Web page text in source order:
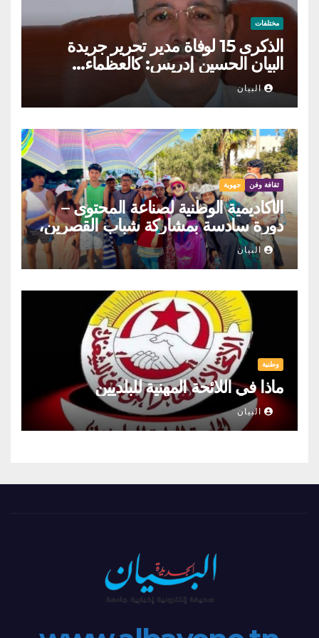
مختلفات
الذكرى 15 لوفاة مدير تحرير جريدة
البيان الحسين إدريس: كالعظماء…
عاش شامخا ورحل واقفا
البيان
ثقافة وفن جهوية
الأكاديمية الوطنية لصناعة المحتوى –
دورة سادسة بمشاركة شباب القصرين،
المنستير والمهدية
البيان
وطنية
ماذا في اللائحة المهنية للبلديين
البيان